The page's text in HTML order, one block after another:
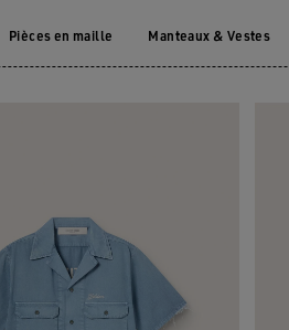
Pièces en maille Manteaux & Vestes